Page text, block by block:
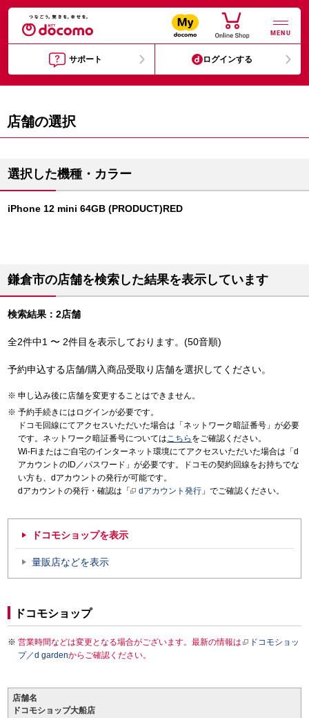
MENU
サポート ログインする
店舗の選択
選択した機種・カラー
iPhone 12 mini 64GB (PRODUCT)RED
鎌倉市の店舗を検索した結果を表示しています
検索結果：2店舗
全2件中1 〜 2件目を表示しております。(50音順)
予約申込する店舗/購入商品受取り店舗を選択してください。
申し込み後に店舗を変更することはできません。
予約手続きにはログインが必要です。
ドコモ回線にてアクセスいただいた場合は「ネットワーク暗証番号」が必要
です。ネットワーク暗証番号についてはこちら をご確認ください。
Wi-Fiまたはご自宅のインターネット環境にてアクセスいただいた場合は「d
アカウントのID／パスワード」が必要です。ドコモの契約回線をお持ちでな
い方も、dアカウントの発行が可能です。
dアカウントの発行・確認は「
dアカウント発行 」でご確認ください。
ドコモショップを表示
量販店などを表示
ドコモショップ
営業時間などは変更となる場合がございます。最新の情報は
ドコモショッ
プ／d gardenからご確認ください。
店舗名
ドコモショップ大船店